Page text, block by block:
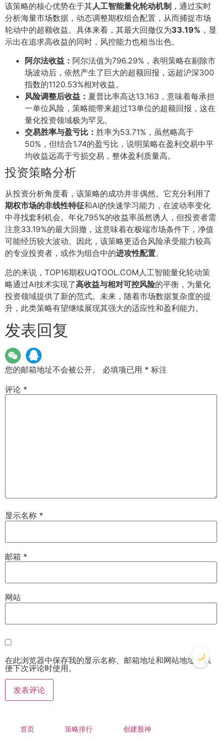
该策略的核心优势在于其人工智能量化轮动机制 ，通过实时
分析海量市场数据，动态调整期权组合配置，从而捕捉市场
轮动中的超额收益。具体来看，其最大回撤仅为33.19% ，显
示出在追求高收益的同时，风控能力也相当出色。
阿尔法收益： 阿尔法值为796.29%，表明策略在剔除市
场波动后，依然产生了巨大的超额回报，远超沪深300
指数的1120.53%相对收益。
风险调整后收益： 夏普比率高达13.163，意味着每承担
一单位风险，策略能带来超过13单位的超额回报，这在
量化投资领域极为罕见。
交易胜率与盈亏比： 胜率为53.71%，虽然略高于
50%，但结合1.74的盈亏比，说明策略在盈利交易中平
均收益远高于亏损交易，整体盈利质量高。
投资策略分析
从投资分析角度看，该策略的成功并非偶然。它充分利用了
期权市场的非线性特征和AI的快速学习能力，在波动率变化
中寻找套利机会。年化795%的收益率虽然诱人，但投资者需
注意33.19%的最大回撤，这意味着在极端市场条件下，净值
可能经历较大波动。因此，该策略更适合风险承受能力较高
的专业投资者，或作为组合中的进攻性配置。
总的来说，TOP16期权UQTOOL.COM人工智能量化轮动策
略通过AI技术实现了高收益与相对可控风险的平衡，为量化
投资领域提供了新的范式。未来，随着市场数据复杂度的提
升，此类策略有望继续展现其强大的适应性和盈利能力。
发表回复
您的邮箱地址不会被公开。 必填项已用 * 标注
评论 *
显示名称 *
邮箱 *
网站
在此浏览器中保存我的显示名称、邮箱地址和网站地址，以
便下次评论时使用。
首页 策略排行 创建股神